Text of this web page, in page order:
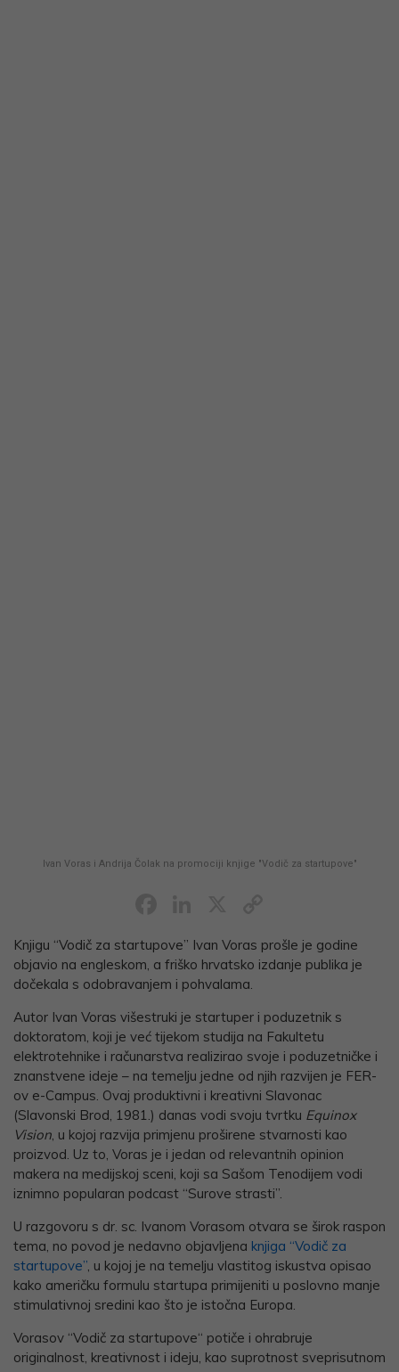
Ivan Voras i Andrija Čolak na promociji knjige "Vodič za startupove"
Link
Knjigu “Vodič za startupove” Ivan Voras prošle je godine
objavio na engleskom, a friško hrvatsko izdanje publika je
dočekala s odobravanjem i pohvalama.
Autor Ivan Voras višestruki je startuper i poduzetnik s
doktoratom, koji je već tijekom studija na Fakultetu
elektrotehnike i računarstva realizirao svoje i poduzetničke i
znanstvene ideje – na temelju jedne od njih razvijen je FER-
ov e-Campus. Ovaj produktivni i kreativni Slavonac
(Slavonski Brod, 1981.) danas vodi svoju tvrtku Equinox
Vision , u kojoj razvija primjenu proširene stvarnosti kao
proizvod. Uz to, Voras je i jedan od relevantnih opinion
makera na medijskoj sceni, koji sa Sašom Tenodijem vodi
iznimno popularan podcast “Surove strasti”.
U razgovoru s dr. sc. Ivanom Vorasom otvara se širok raspon
tema, no povod je nedavno objavljena knjiga “Vodič za
startupove” , u kojoj je na temelju vlastitog iskustva opisao
kako američku formulu startupa primijeniti u poslovno manje
stimulativnoj sredini kao što je istočna Europa.
Vorasov “Vodič za startupove“ potiče i ohrabruje
originalnost, kreativnost i ideju, kao suprotnost sveprisutnom